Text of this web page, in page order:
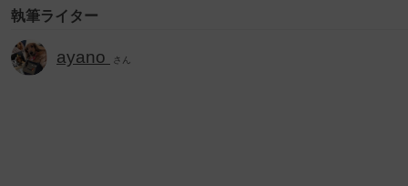
執筆ライター
ayano さん